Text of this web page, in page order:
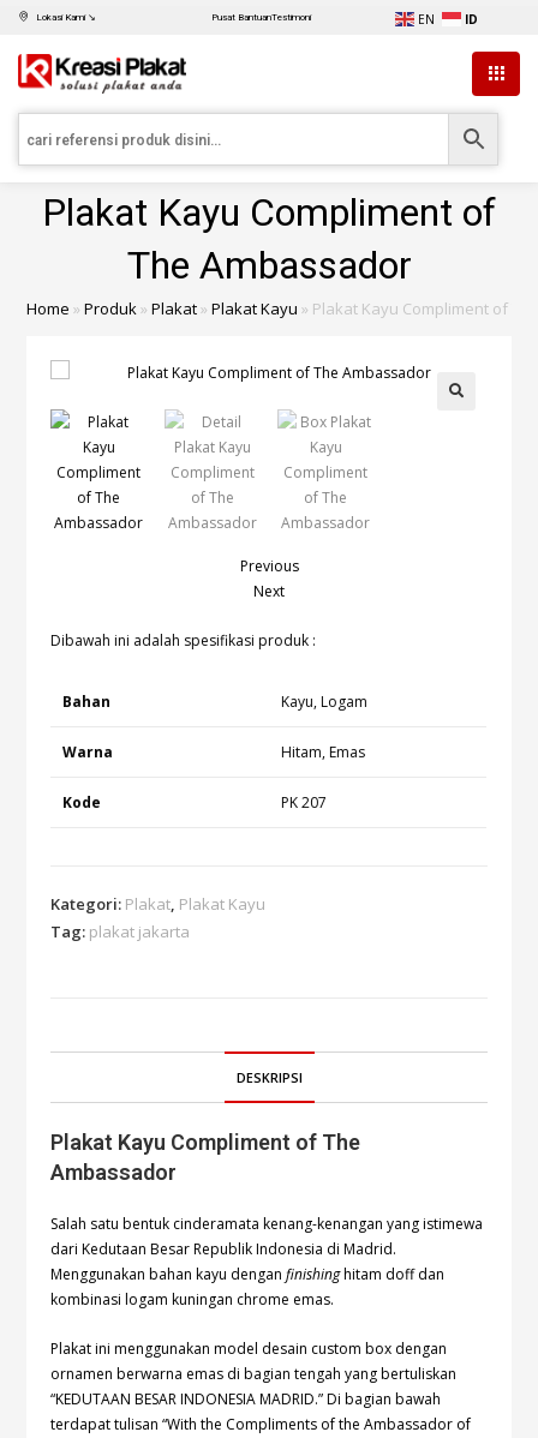
Lokasi Kami ↘ Pusat BantuanTestimoni EN ID
Plakat Kayu Compliment of
The Ambassador
Home »Produk»Plakat»Plakat Kayu » Plakat Kayu Compliment of
Previous
Next
Dibawah ini adalah spesifikasi produk :
Bahan Kayu, Logam
Warna Hitam, Emas
Kode PK 207
Kategori: Plakat, Plakat Kayu
Tag: plakat jakarta
DESKRIPSI
Plakat Kayu Compliment of The
Ambassador
Salah satu bentuk cinderamata kenang-kenangan yang istimewa
dari Kedutaan Besar Republik Indonesia di Madrid.
Menggunakan bahan kayu denganfinishinghitam doff dan
kombinasi logam kuningan chrome emas.
Plakat ini menggunakan model desain custom box dengan
ornamen berwarna emas di bagian tengah yang bertuliskan
“KEDUTAAN BESAR INDONESIA MADRID.” Di bagian bawah
terdapat tulisan “With the Compliments of the Ambassador of